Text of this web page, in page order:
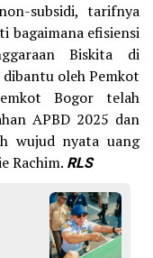
subsidi, tarifnya
bagaimana efisiensi
Biskita di
oleh Pemkot
Bogor telah
APBD 2025 dan
wujud nyata uang
Rachim. RLS